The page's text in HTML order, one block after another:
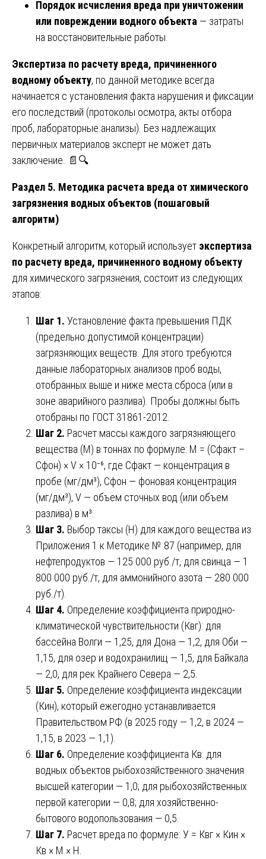
Порядок исчисления вреда при уничтожении
или повреждении водного объекта — затраты
на восстановительные работы.
Экспертиза по расчету вреда, причиненного
водному объекту, по данной методике всегда
начинается с установления факта нарушения и фиксации
его последствий (протоколы осмотра, акты отбора
проб, лабораторные анализы). Без надлежащих
первичных материалов эксперт не может дать
заключение. 📄🔍
Раздел 5. Методика расчета вреда от химического
загрязнения водных объектов (пошаговый
алгоритм)
Конкретный алгоритм, который использует экспертиза
по расчету вреда, причиненного водному объекту
для химического загрязнения, состоит из следующих
этапов:
Шаг 1. Установление факта превышения ПДК
(предельно допустимой концентрации)
загрязняющих веществ. Для этого требуются
данные лабораторных анализов проб воды,
отобранных выше и ниже места сброса (или в
зоне аварийного разлива). Пробы должны быть
отобраны по ГОСТ 31861-2012.
Шаг 2. Расчет массы каждого загрязняющего
вещества (М) в тоннах по формуле: М = (Сфакт –
Сфон) × V × 10⁻⁶, где Сфакт — концентрация в
пробе (мг/дм³), Сфон — фоновая концентрация
(мг/дм³), V — объем сточных вод (или объем
разлива) в м³.
Шаг 3. Выбор таксы (Н) для каждого вещества из
Приложения 1 к Методике № 87 (например, для
нефтепродуктов — 125 000 руб./т, для свинца — 1
800 000 руб./т, для аммонийного азота — 280 000
руб./т).
Шаг 4. Определение коэффициента природно-
климатической чувствительности (Квг): для
бассейна Волги — 1,25, для Дона — 1,2, для Оби —
1,15, для озер и водохранилищ — 1,5, для Байкала
— 2,0, для рек Крайнего Севера — 2,5.
Шаг 5. Определение коэффициента индексации
(Кин), который ежегодно устанавливается
Правительством РФ (в 2025 году — 1,2, в 2024 —
1,15, в 2023 — 1,1).
Шаг 6. Определение коэффициента Кв: для
водных объектов рыбохозяйственного значения
высшей категории — 1,0; для рыбохозяйственных
первой категории — 0,8; для хозяйственно-
бытового водопользования — 0,5.
Шаг 7. Расчет вреда по формуле: У = Квг × Кин ×
Кв × М × Н.